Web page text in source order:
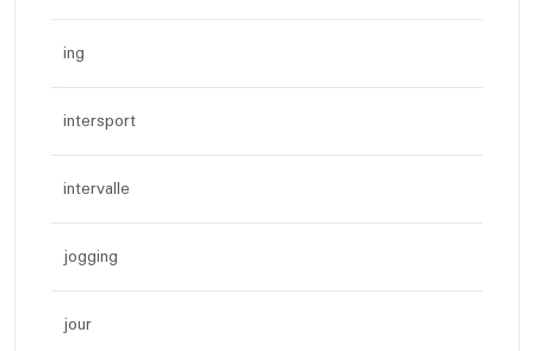
ing
intersport
intervalle
jogging
jour